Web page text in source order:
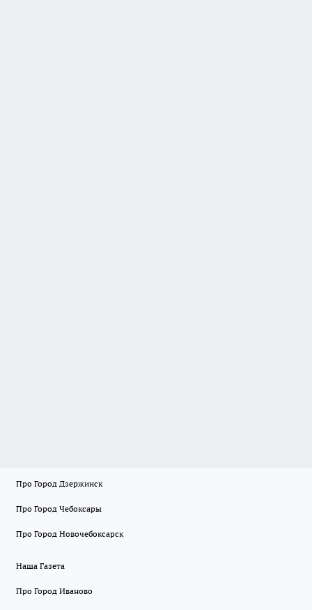
Про Город Дзержинск
Про Город Чебоксары
Про Город Новочебоксарск
Наша Газета
Про Город Иваново